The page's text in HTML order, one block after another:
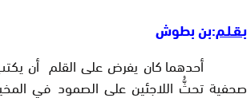
بـقـلـم:بن بطوش
أحدهما كان يفرض على القلم أن
صحفية تحثُّ اللاجئين على الصمود في